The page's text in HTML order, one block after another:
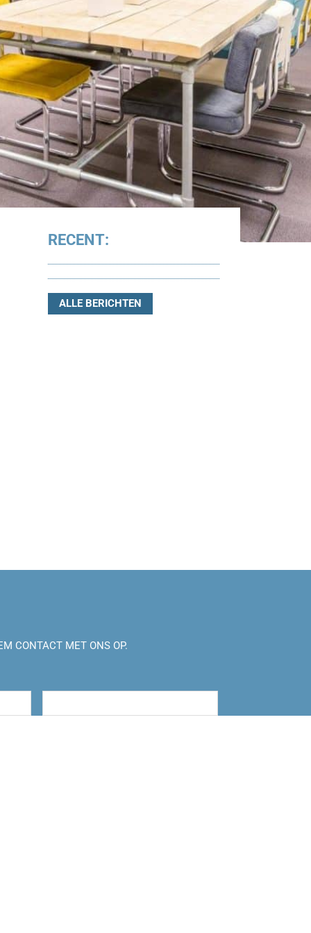
RECENT:
ALLE BERICHTEN
CONTACT MET ONS OP.